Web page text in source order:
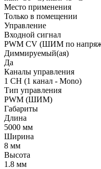
Место применения
Только в помещении
Управление
Входной сигнал
PWM СV (ШИМ по
Диммируемый(ая)
Да
Каналы управления
1 CH (1 канал - Mono)
Тип управления
PWM (ШИМ)
Габариты
Длина
5000 мм
Ширина
8 мм
Высота
1.8 мм